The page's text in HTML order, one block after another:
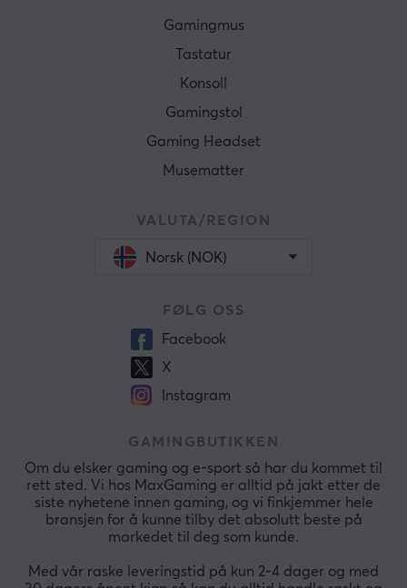
Gamingmus
Tastatur
Konsoll
Gamingstol
Gaming Headset
Musematter
VALUTA/REGION
Norsk (NOK)
FØLG OSS
Facebook
X
Instagram
GAMINGBUTIKKEN
Om du elsker gaming og e-sport så har du kommet til
rett sted. Vi hos MaxGaming er alltid på jakt etter de
siste nyhetene innen gaming, og vi finkjemmer hele
bransjen for å kunne tilby det absolutt beste på
markedet til deg som kunde.
Med vår raske leveringstid på kun 2-4 dager og med